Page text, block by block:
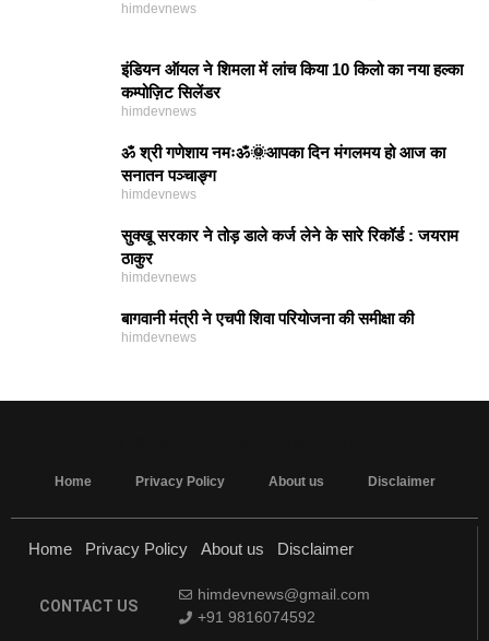
himdevnews
इंडियन ऑयल ने शिमला में लांच किया 10 किलो का नया हल्का
कम्पोज़िट सिलेंडर
himdevnews
ॐ श्री गणेशाय नमःॐ🌞आपका दिन मंगलमय हो आज का
सनातन पञ्चाङ्ग
himdevnews
सुक्खू सरकार ने तोड़ डाले कर्ज लेने के सारे रिकॉर्ड : जयराम
ठाकुर
himdevnews
बागवानी मंत्री ने एचपी शिवा परियोजना की समीक्षा की
himdevnews
Home Privacy Policy About us Disclaimer
Home Privacy Policy About us Disclaimer
CONTACT US
himdevnews@gmail.com
+91 9816074592